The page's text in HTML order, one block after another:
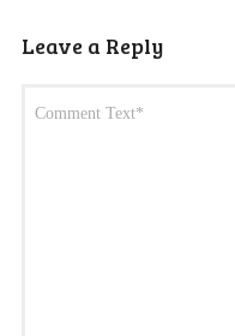
Leave a Reply